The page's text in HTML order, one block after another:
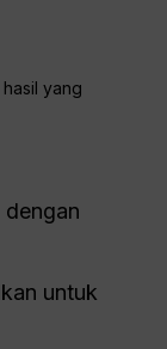
yang
untuk